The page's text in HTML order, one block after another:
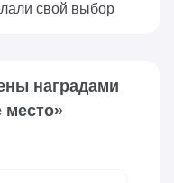
свой выбор
наградами
место»